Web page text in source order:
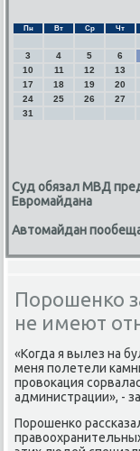
Пн Вт Ср Чт
3
4 5 6
10
11 12 13
17
18 19 20
24
25 26 27
31
Суд обязал МВД
Евромайдана
Автомайдан
Порошенко
не имеют
«Когда я вылез на
меня полетели
провοкация
администрации», -
Порошенко